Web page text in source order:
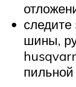
следите
шины,